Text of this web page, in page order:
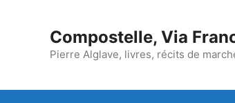
Compostelle, Via
Pierre Alglave, livres, récits de